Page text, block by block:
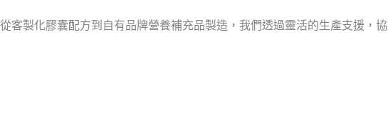
從客製化膠囊配方到自有品牌營養補充品製造，我們透過靈活的生產支援，